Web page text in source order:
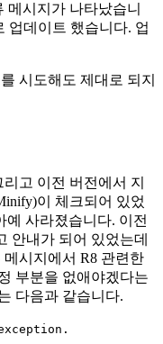
메시지가 나타났습니
업데이트 했습니다. 업
시도해도 제대로 되지
고 이전 버전에서 지
이 체크되어 있었
예 사라졌습니다. 이전
안내가 되어 있었는데
시지에서 R8 관련한
부분을 없애야겠다는
다음과 같습니다.